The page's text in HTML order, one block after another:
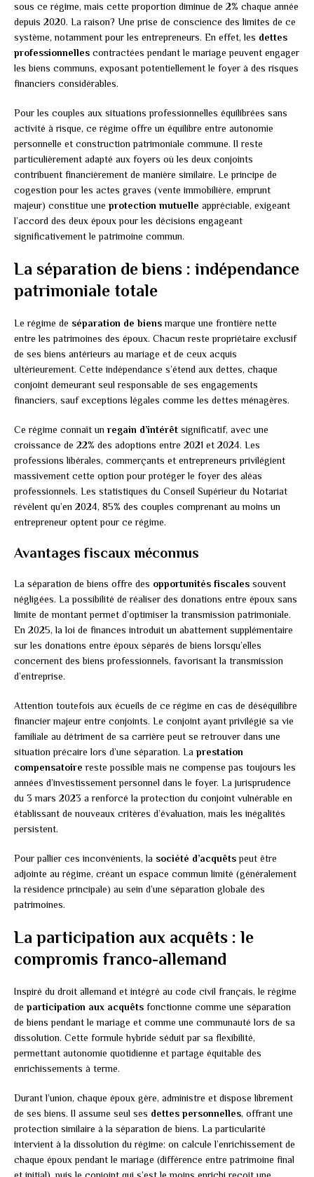
sous ce régime, mais cette proportion diminue de 2% chaque année
depuis 2020. La raison? Une prise de conscience des limites de ce
système, notamment pour les entrepreneurs. En effet, les dettes
professionnelles contractées pendant le mariage peuvent engager
les biens communs, exposant potentiellement le foyer à des risques
financiers considérables.
Pour les couples aux situations professionnelles équilibrées sans
activité à risque, ce régime offre un équilibre entre autonomie
personnelle et construction patrimoniale commune. Il reste
particulièrement adapté aux foyers où les deux conjoints
contribuent financièrement de manière similaire. Le principe de
cogestion pour les actes graves (vente immobilière, emprunt
majeur) constitue une protection mutuelle appréciable, exigeant
l’accord des deux époux pour les décisions engageant
significativement le patrimoine commun.
La séparation de biens : indépendance
patrimoniale totale
Le régime de séparation de biensmarque une frontière nette
entre les patrimoines des époux. Chacun reste propriétaire exclusif
de ses biens antérieurs au mariage et de ceux acquis
ultérieurement. Cette indépendance s’étend aux dettes, chaque
conjoint demeurant seul responsable de ses engagements
financiers, sauf exceptions légales comme les dettes ménagères.
Ce régime connaît un regain d’intérêt significatif, avec une
croissance de 22% des adoptions entre 2021 et 2024. Les
professions libérales, commerçants et entrepreneurs privilégient
massivement cette option pour protéger le foyer des aléas
professionnels. Les statistiques du Conseil Supérieur du Notariat
révèlent qu’en 2024, 85% des couples comprenant au moins un
entrepreneur optent pour ce régime.
Avantages fiscaux méconnus
La séparation de biens offre des opportunités fiscales souvent
négligées. La possibilité de réaliser des donations entre époux sans
limite de montant permet d’optimiser la transmission patrimoniale.
En 2025, la loi de finances introduit un abattement supplémentaire
sur les donations entre époux séparés de biens lorsqu’elles
concernent des biens professionnels, favorisant la transmission
d’entreprise.
Attention toutefois aux écueils de ce régime en cas de déséquilibre
financier majeur entre conjoints. Le conjoint ayant privilégié sa vie
familiale au détriment de sa carrière peut se retrouver dans une
situation précaire lors d’une séparation. La prestation
compensatoire reste possible mais ne compense pas toujours les
années d’investissement personnel dans le foyer. La jurisprudence
du 3 mars 2023 a renforcé la protection du conjoint vulnérable en
établissant de nouveaux critères d’évaluation, mais les inégalités
persistent.
Pour pallier ces inconvénients, la société d’acquêtspeut être
adjointe au régime, créant un espace commun limité (généralement
la résidence principale) au sein d’une séparation globale des
patrimoines.
La participation aux acquêts : le
compromis franco-allemand
Inspiré du droit allemand et intégré au code civil français, le régime
de participation aux acquêts fonctionne comme une séparation
de biens pendant le mariage et comme une communauté lors de sa
dissolution. Cette formule hybride séduit par sa flexibilité,
permettant autonomie quotidienne et partage équitable des
enrichissements à terme.
Durant l’union, chaque époux gère, administre et dispose librement
de ses biens. Il assume seul ses dettes personnelles, offrant une
protection similaire à la séparation de biens. La particularité
intervient à la dissolution du régime: on calcule l’enrichissement de
chaque époux pendant le mariage (différence entre patrimoine final